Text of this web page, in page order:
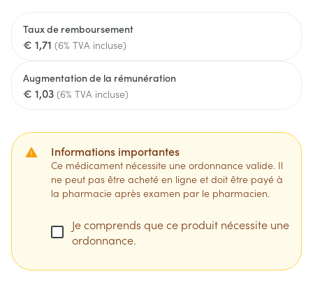
Taux de remboursement
€ 1,71 (6% TVA incluse)
Augmentation de la rémunération
€ 1,03 (6% TVA incluse)
Informations importantes
Ce médicament nécessite une ordonnance valide. Il
ne peut pas être acheté en ligne et doit être payé à
la pharmacie après examen par le pharmacien.
Je comprends que ce produit nécessite une
ordonnance.